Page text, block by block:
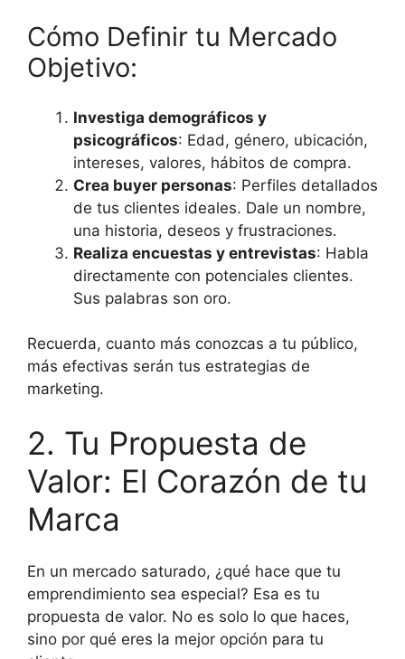
Cómo Definir tu Mercado
Objetivo:
Investiga demográficos y
psicográficos: Edad, género, ubicación,
intereses, valores, hábitos de compra.
Crea buyer personas: Perfiles detallados
de tus clientes ideales. Dale un nombre,
una historia, deseos y frustraciones.
Realiza encuestas y entrevistas: Habla
directamente con potenciales clientes.
Sus palabras son oro.
Recuerda, cuanto más conozcas a tu público,
más efectivas serán tus estrategias de
marketing.
2. Tu Propuesta de
Valor: El Corazón de tu
Marca
En un mercado saturado, ¿qué hace que tu
emprendimiento sea especial? Esa es tu
propuesta de valor. No es solo lo que haces,
sino por qué eres la mejor opción para tu